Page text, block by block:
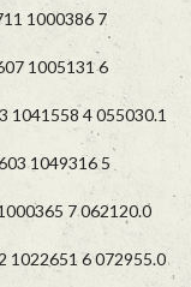
1000386 7
1005131 6
4 055030.1
1049316 5
7 062120.0
6 072955.0